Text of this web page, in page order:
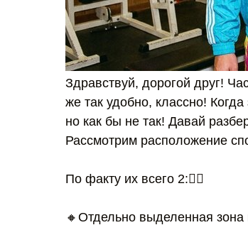
Здравствуй, дорогой друг!
же так удобно, классно!
но как бы не так! Давай
Рассмотрим расположение
По факту их всего 2:👇🏻
🔸Отдельно выделенная зона